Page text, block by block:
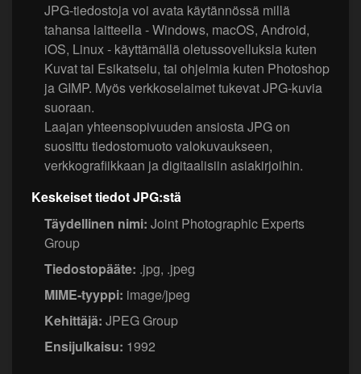
JPG-tiedostoja voi avata käytännössä millä
tahansa laitteella - Windows, macOS, Android,
iOS, Linux - käyttämällä oletussovelluksia kuten
Kuvat tai Esikatselu, tai ohjelmia kuten Photoshop
ja GIMP. Myös verkkoselaimet tukevat JPG-kuvia
suoraan.
Laajan yhteensopivuuden ansiosta JPG on
suosittu tiedostomuoto valokuvaukseen,
verkkografiikkaan ja digitaalisiin asiakirjoihin.
Keskeiset tiedot JPG:stä
Täydellinen nimi: Joint Photographic Experts
Group
Tiedostopääte: .jpg, .jpeg
MIME-tyyppi: image/jpeg
Kehittäjä: JPEG Group
Ensijulkaisu: 1992